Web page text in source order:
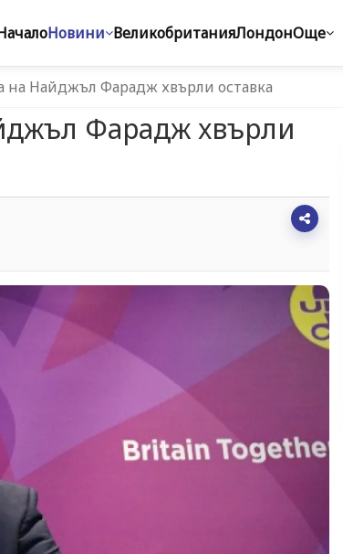
Новини ВеликобританияЛондонОще
на Найджъл Фарадж хвърли оставка
Фарадж хвърли